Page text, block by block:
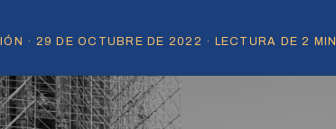
· 29 DE OCTUBRE DE 2022 · LECTURA DE 2 MIN